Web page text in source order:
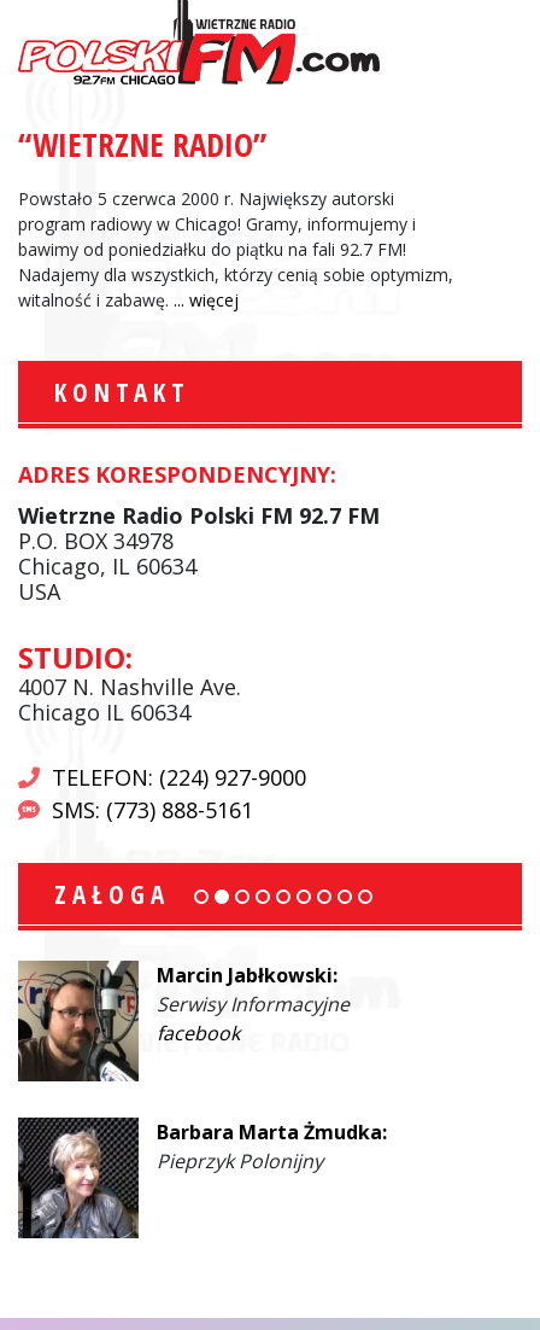
“WIETRZNE RADIO”
Powstało 5 czerwca 2000 r. Największy autorski
program radiowy w Chicago! Gramy, informujemy i
bawimy od poniedziałku do piątku na fali 92.7 FM!
Nadajemy dla wszystkich, którzy cenią sobie optymizm,
witalność i zabawę. ... więcej
KONTAKT
ADRES KORESPONDENCYJNY:
Wietrzne Radio Polski FM 92.7 FM
P.O. BOX 34978
Chicago, IL 60634
USA
STUDIO:
4007 N. Nashville Ave.
Chicago IL 60634
TELEFON: (224) 927-9000
SMS: (773) 888-5161
ZAŁOGA
Marcin Jabłkowski:
Serwisy Informacyjne
facebook
Barbara Marta Żmudka:
Pieprzyk Polonijny